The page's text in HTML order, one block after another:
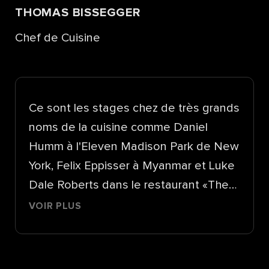
THOMAS BISSEGGER
Chef de Cuisine
Ce sont les stages chez de très grands
noms de la cuisine comme Daniel
Humm à l'Eleven Madison Park de New
York, Felix Eppisser à Myanmar et Luke
Dale Roberts dans le restaurant «The
Test Kitchen» de la ville du Cap, qui ont
VOIR PLUS